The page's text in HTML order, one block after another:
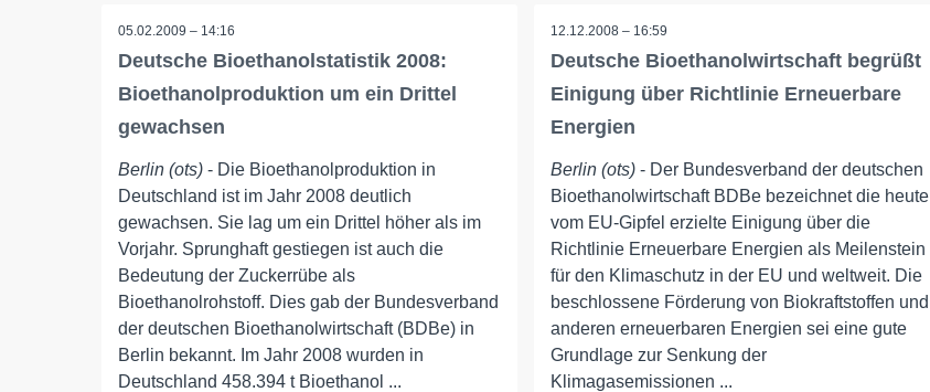
05.02.2009 – 14:16
Deutsche Bioethanolstatistik 2008:
Bioethanolproduktion um ein Drittel
gewachsen
Berlin (ots) - Die Bioethanolproduktion in
Deutschland ist im Jahr 2008 deutlich
gewachsen. Sie lag um ein Drittel höher als im
Vorjahr. Sprunghaft gestiegen ist auch die
Bedeutung der Zuckerrübe als
Bioethanolrohstoff. Dies gab der Bundesverband
der deutschen Bioethanolwirtschaft (BDBe) in
Berlin bekannt. Im Jahr 2008 wurden in
Deutschland 458.394 t Bioethanol ...
12.12.2008 – 16:59
Deutsche Bioethanolwirtschaft begrüßt
Einigung über Richtlinie Erneuerbare
Energien
Berlin (ots)- Der Bundesverband der deutschen
Bioethanolwirtschaft BDBe bezeichnet die heute
vom EU-Gipfel erzielte Einigung über die
Richtlinie Erneuerbare Energien als Meilenstein
für den Klimaschutz in der EU und weltweit. Die
beschlossene Förderung von Biokraftstoffen und
anderen erneuerbaren Energien sei eine gute
Grundlage zur Senkung der
Klimagasemissionen ...